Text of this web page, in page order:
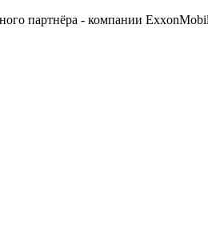
партнёра - компании